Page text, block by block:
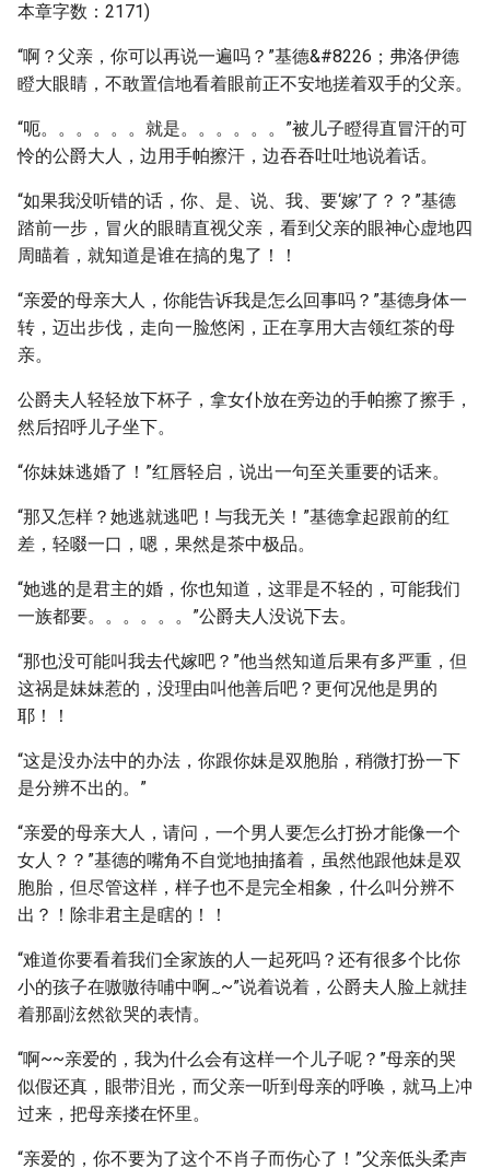
本章字数：2171)
“啊？父亲，你可以再说一遍吗？”基德&#8226；弗洛伊德
瞪大眼睛，不敢置信地看着眼前正不安地搓着双手的父亲。
“呃。。。。。。就是。。。。。。”被儿子瞪得直冒汗的可
怜的公爵大人，边用手帕擦汗，边吞吞吐吐地说着话。
“如果我没听错的话，你、是、说、我、要‘嫁’了？？”基德
踏前一步，冒火的眼睛直视父亲，看到父亲的眼神心虚地四
周瞄着，就知道是谁在搞的鬼了！！
“亲爱的母亲大人，你能告诉我是怎么回事吗？”基德身体一
转，迈出步伐，走向一脸悠闲，正在享用大吉领红茶的母
亲。
公爵夫人轻轻放下杯子，拿女仆放在旁边的手帕擦了擦手，
然后招呼儿子坐下。
“你妹妹逃婚了！”红唇轻启，说出一句至关重要的话来。
“那又怎样？她逃就逃吧！与我无关！”基德拿起跟前的红
差，轻啜一口，嗯，果然是茶中极品。
“她逃的是君主的婚，你也知道，这罪是不轻的，可能我们
一族都要。。。。。。”公爵夫人没说下去。
“那也没可能叫我去代嫁吧？”他当然知道后果有多严重，但
这祸是妹妹惹的，没理由叫他善后吧？更何况他是男的
耶！！
“这是没办法中的办法，你跟你妹是双胞胎，稍微打扮一下
是分辨不出的。”
“亲爱的母亲大人，请问，一个男人要怎么打扮才能像一个
女人？？”基德的嘴角不自觉地抽搐着，虽然他跟他妹是双
胞胎，但尽管这样，样子也不是完全相象，什么叫分辨不
出？！除非君主是瞎的！！
“难道你要看着我们全家族的人一起死吗？还有很多个比你
小的孩子在嗷嗷待哺中啊~~”说着说着，公爵夫人脸上就挂
着那副泫然欲哭的表情。
“啊~~亲爱的，我为什么会有这样一个儿子呢？”母亲的哭
似假还真，眼带泪光，而父亲一听到母亲的呼唤，就马上冲
过来，把母亲搂在怀里。
“亲爱的，你不要为了这个不肖子而伤心了！”父亲低头柔声